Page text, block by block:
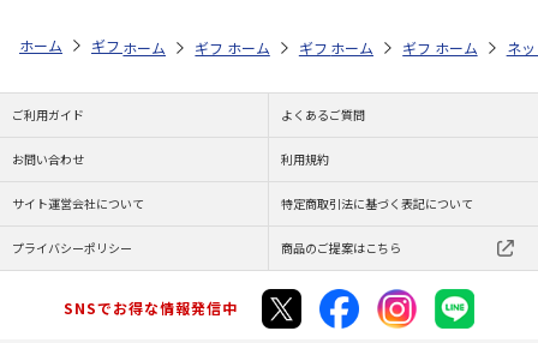
ホーム ギフトストア お中元・夏ギフト特集 2026 ハム・お肉 ＜
ホーム ギフトストア お中元・夏ギフト特集 2026
ホーム ギフトストア お中元・夏ギフト
ホーム ギフトストア お
ホーム ネ
ご利用ガイド よくあるご質問
お問い合わせ 利用規約
サイト運営会社について 特定商取引法に基づく表記について
プライバシーポリシー 商品のご提案はこちら
SNSでお得な情報発信中